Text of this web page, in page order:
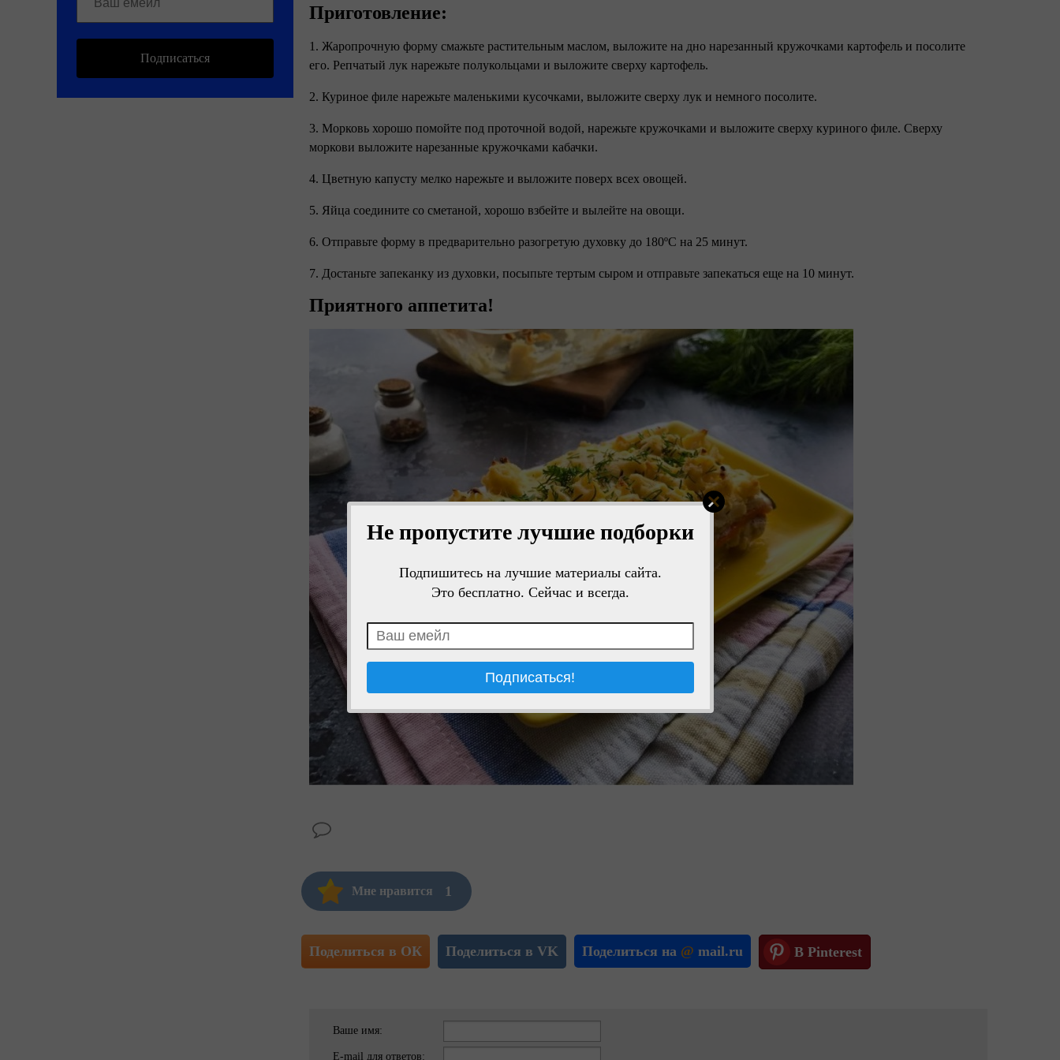
Не пропустите лучшие подборки
Подпишитесь на лучшие материалы сайта.
Это бесплатно. Сейчас и всегда.
Подписаться
Приготовление:
1. Жаропрочную форму смажьте растительным маслом, выложите на дно нарезанный кружочками картофель и посолите
его. Репчатый лук нарежьте полукольцами и выложите сверху картофель.
2. Куриное филе нарежьте маленькими кусочками, выложите сверху лук и немного посолите.
3. Морковь хорошо помойте под проточной водой, нарежьте кружочками и выложите сверху куриного филе. Сверху
моркови выложите нарезанные кружочками кабачки.
4. Цветную капусту мелко нарежьте и выложите поверх всех овощей.
5. Яйца соедините со сметаной, хорошо взбейте и вылейте на овощи.
6. Отправьте форму в предварительно разогретую духовку до 180ºC на 25 минут.
7. Достаньте запеканку из духовки, посыпьте тертым сыром и отправьте запекаться еще на 10 минут.
Приятного аппетита!
Мне нравится 1
Поделиться в ОК Поделиться в VK Поделиться на @ mail.ru В Pinterest
Ваше имя:
E-mail для ответов: